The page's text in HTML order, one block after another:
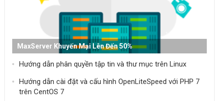
MaxServer Khuyến Mại Lên Đến 50%
Hướng dẫn phân quyền tập tin và thư mục trên Linux
Hướng dẫn cài đặt và cấu hình OpenLiteSpeed ​​với PHP 7
trên CentOS 7